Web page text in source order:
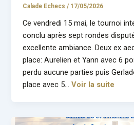
Calade Echecs/ 17/05/2026
Ce vendredi 15 mai, le tournoi
conclu après sept rondes
excellente ambiance. Deux ex
place: Aurelien et Yann avec 6
perdu aucune parties puis
place avec 5…Voir la suite